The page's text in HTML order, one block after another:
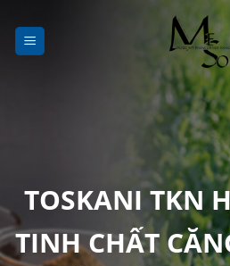
đến
nội
TOSKANI TKN
TINH CHẤT